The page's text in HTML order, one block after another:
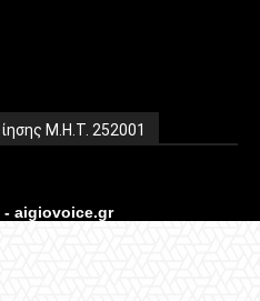
Μ.Η.Τ. 252001
aigiovoice.gr